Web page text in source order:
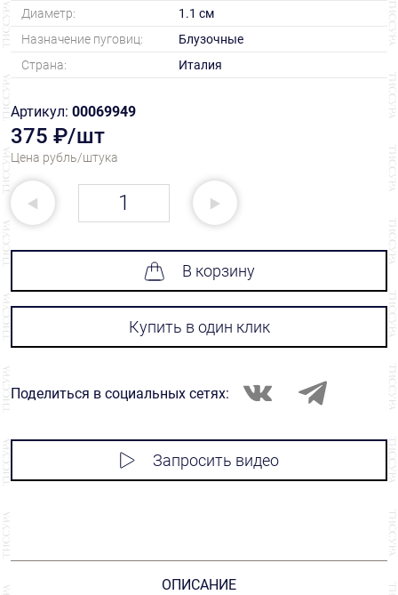
Диаметр:
1.1 см
Назначение пуговиц:
Блузочные
Страна:
Италия
Артикул: 00069949
375 ₽/шт
Цена рубль/штука
В корзину
Купить в один клик
Поделиться в социальных сетях:
Запросить видео
ОПИСАНИЕ